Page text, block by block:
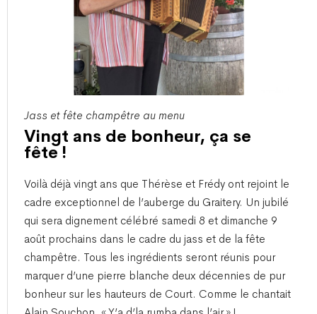
Jass et fête champêtre au menu
Vingt ans de bonheur, ça se
fête !
Voilà déjà vingt ans que Thérèse et Frédy ont rejoint le
cadre exceptionnel de l’auberge du Graitery. Un jubilé
qui sera dignement célébré samedi 8 et dimanche 9
août prochains dans le cadre du jass et de la fête
champêtre. Tous les ingrédients seront réunis pour
marquer d’une pierre blanche deux décennies de pur
bonheur sur les hauteurs de Court. Comme le chantait